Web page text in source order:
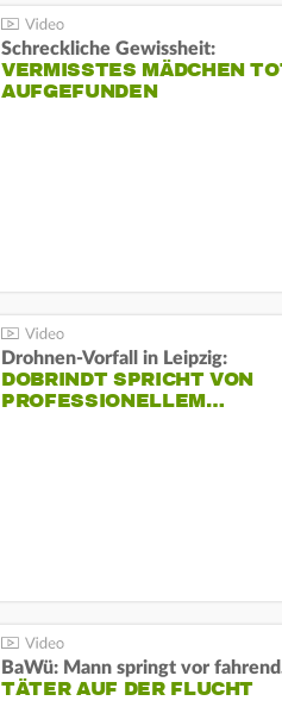
Schreckliche Gewissheit:
VERMISSTES MÄDCHEN
AUFGEFUNDEN
Drohnen-Vorfall in Leipzig:
DOBRINDT SPRICHT VON
PROFESSIONELLEM…
TÄTER AUF DER FLUCHT